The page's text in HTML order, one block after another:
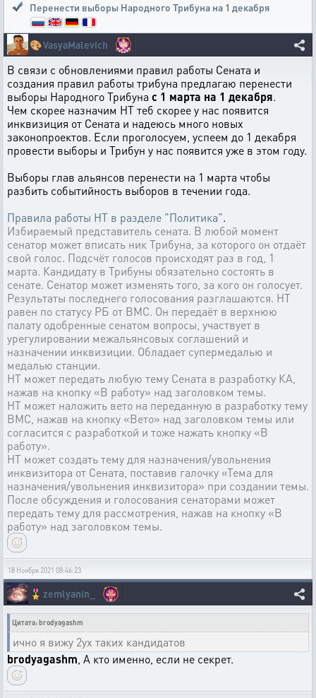
Перенести выборы Народного Трибуна на 1 декабря
🎨VasyaMalevich
В связи с обновлениями правил работы Сената и
создания правил работы трибуна предлагаю перенести
выборы Народного Трибуна с 1 марта на 1 декабря.
Чем скорее назначим НТ теб скорее у нас появится
инквизиция от Сената и надеюсь много новых
законопроектов. Если проголосуем, успеем до 1 декабря
провести выборы и Трибун у нас появится уже в этом году.
Выборы глав альянсов перенести на 1 марта чтобы
разбить событийность выборов в течении года.
Правила работы НТ в разделе "Политика".
Избираемый представитель сената. В любой момент
сенатор может вписать ник Трибуна, за которого он отдаёт
свой голос. Подсчёт голосов происходят раз в год, 1
марта. Кандидату в Трибуны обязательно состоять в
сенате. Сенатор может изменять того, за кого он голосует.
Результаты последнего голосования разглашаются. НТ
равен по статусу РБ от ВМС. Он передаёт в верхнюю
палату одобренные сенатом вопросы, участвует в
урегулировании межальянсовых соглашений и
назначении инквизиции. Обладает супермедалью и
медалью станции.
НТ может передать любую тему Сената в разработку КА,
нажав на кнопку «В работу» над заголовком темы.
НТ может наложить вето на переданную в разработку тему
ВМС, нажав на кнопку «Вето» над заголовком темы или
согласится с разработкой и тоже нажать кнопку «В
работу».
НТ может создать тему для назначения/увольнения
инквизитора от Сената, поставив галочку «Тема для
назначения/увольнения инквизитора» при создании темы.
После обсуждения и голосования сенаторами может
передать тему для рассмотрения, нажав на кнопку «В
работу» над заголовком темы.
18 Ноября 2021 08:46:23
🎖️ zemlyanin_
Цитата: brodyagashm
ично я вижу 2ух таких кандидатов
brodyagashm , А кто именно, если не секрет.